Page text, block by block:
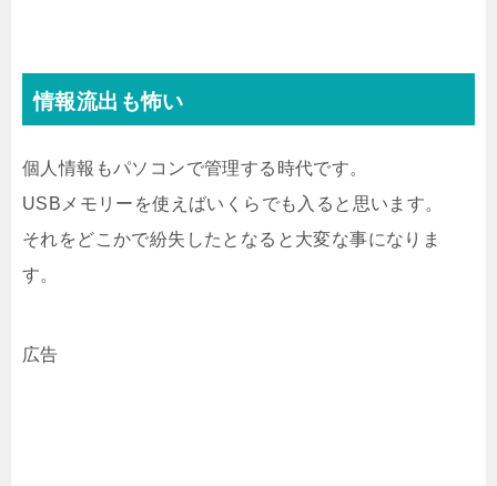
情報流出も怖い
個人情報もパソコンで管理する時代です。
USBメモリーを使えばいくらでも入ると思います。
それをどこかで紛失したとなると大変な事になりま
す。
広告